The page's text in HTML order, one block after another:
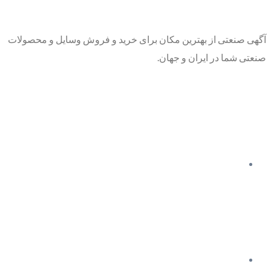
آگهی صنعتی از بهترین مکان برای خرید و فروش وسایل و محصولات
صنعتی شما در ایران و جهان.